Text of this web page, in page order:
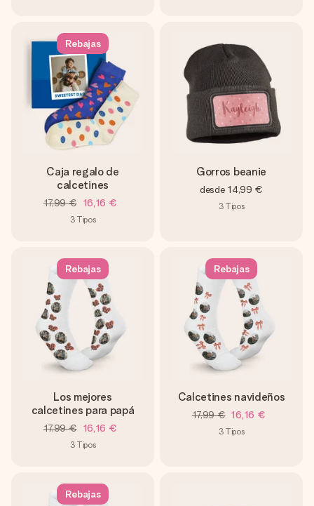
Rebajas
Caja regalo de
calcetines
17,99 € 16,16 €
3 Tipos
Gorros beanie
desde 14,99 €
3 Tipos
Rebajas
Los mejores
calcetines para papá
17,99 € 16,16 €
3 Tipos
Rebajas
Calcetines navideños
17,99 € 16,16 €
3 Tipos
Rebajas